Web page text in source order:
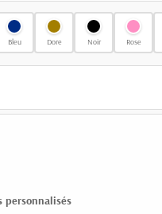
Bleu Dore Noir Rose
personnalisés